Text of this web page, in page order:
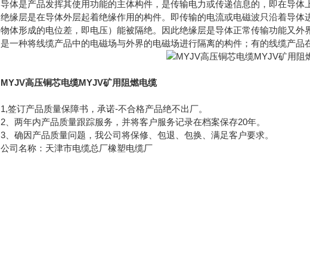
导体是产品发挥其使用功能的主体构件，是传输电力或传递信息的，即在导体
绝缘层是在导体外层起着绝缘作用的构件。即传输的电流或电磁波只沿着导
物体形成的电位差，即电压）能被隔绝。因此绝缘层是导体正常传输功能又
是一种将线缆产品中的电磁场与外界的电磁场进行隔离的构件；有的线缆产品
MYJV高压铜芯电缆MYJV矿用阻燃电缆
1,签订产品质量保障书，承诺-不合格产品绝不出厂。
2、两年内产品质量跟踪服务，并将客户服务记录在档案保存20年。
3、确因产品质量问题，我公司将保修、包退、包换、满足客户要求。
公司名称：天津市电缆总厂橡塑电缆厂